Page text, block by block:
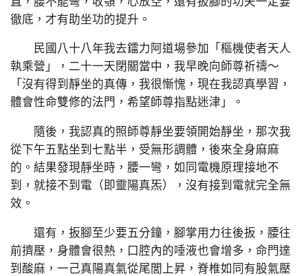
徹底，才有助坐功的提升。
民國八十八年我去鐳力阿道場參加「樞機使者天人
執乘營」，二十一天閉關當中，我早晚向師尊祈禱～
「沒有得到靜坐的真傳，我很慚愧，現在我認真學習，
體會性命雙修的法門，希望師尊指點迷津」。
隨後，我認真的照師尊靜坐要領開始靜坐，那次我
從下午五點坐到七點半，受無形調體，後來全身麻麻
的。結果發現靜坐時，腰一彎，如同電機原理接地不
到，就接不到電（即靈陽真炁），沒有接到電就完全無
效。
還有，扳腳至少要五分鐘，腳掌用力往後扳，腰往
前擠壓，身體會很熱，口腔內的唾液也會增多，命門達
到酸麻，一己真陽真氣從尾閭上昇，脊椎如同有股氣壓